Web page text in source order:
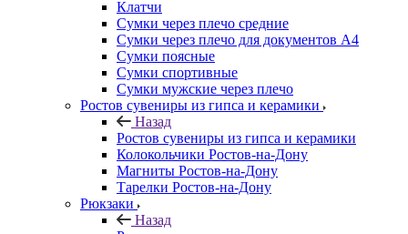
Клатчи
Сумки через плечо средние
Сумки через плечо для документов А4
Сумки поясные
Сумки спортивные
Сумки мужские через плечо
Ростов сувениры из гипса и керамики
Назад
Ростов сувениры из гипса и керамики
Колокольчики Ростов-на-Дону
Магниты Ростов-на-Дону
Тарелки Ростов-на-Дону
Рюкзаки
Назад